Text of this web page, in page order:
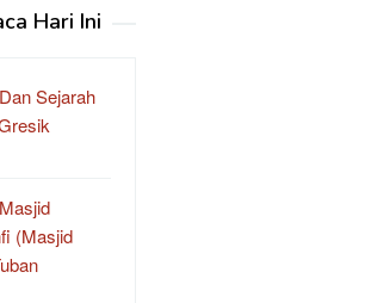
Hari Ini
Sejarah
(Masjid